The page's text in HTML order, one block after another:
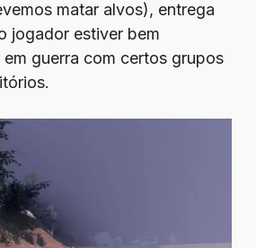
matar alvos), entrega
jogador estiver bem
guerra com certos grupos